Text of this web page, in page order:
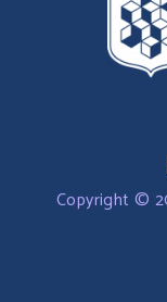
Copyright ©